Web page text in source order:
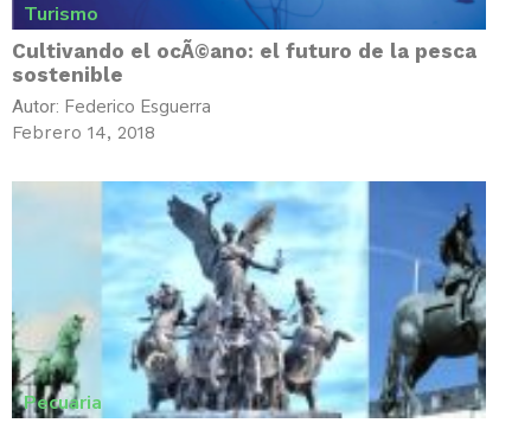
Turismo
Cultivando el ocÃ©ano: el futuro de la pesca
sostenible
Autor: Federico Esguerra
Febrero 14, 2018
Pecuaria